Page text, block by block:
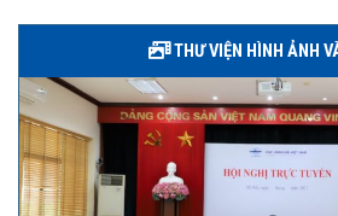
THƯ VIỆN HÌNH ẢNH